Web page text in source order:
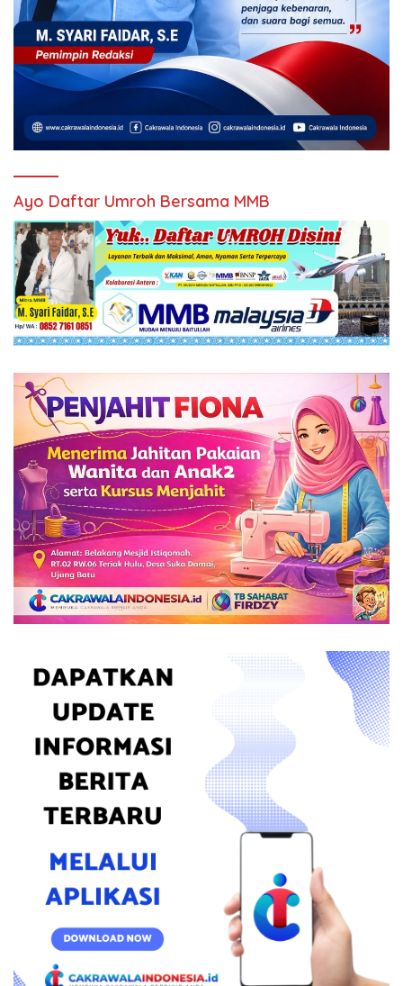
Ayo Daftar Umroh Bersama MMB